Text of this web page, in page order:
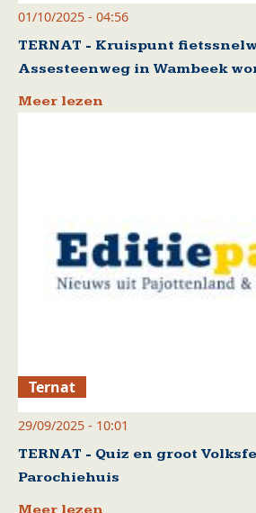
01/10/2025 - 04:56
TERNAT - Kruispunt
Assesteenweg in Wambeek
Meer lezen
Ternat
29/09/2025 - 10:01
TERNAT - Quiz en groot
Parochiehuis